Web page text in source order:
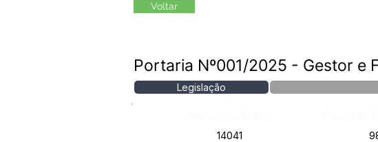
Voltar
Portaria Nº001/2025 - Gestor e
Legislação
14041